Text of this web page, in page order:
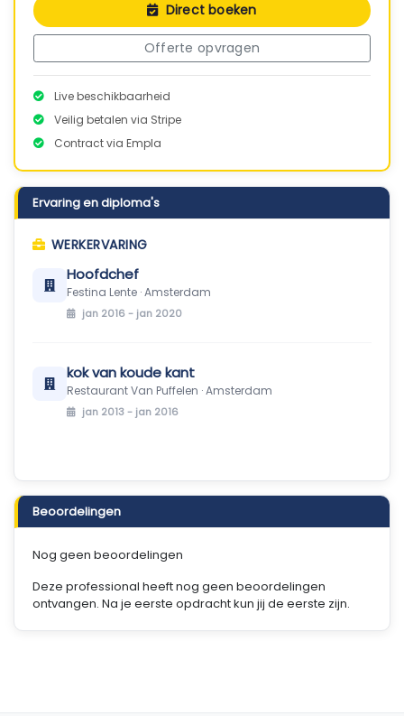
Direct boeken
Offerte opvragen
Live beschikbaarheid
Veilig betalen via Stripe
Contract via Empla
Ervaring en diploma's
WERKERVARING
Hoofdchef
Festina Lente · Amsterdam
jan 2016 - jan 2020
kok van koude kant
Restaurant Van Puffelen · Amsterdam
jan 2013 - jan 2016
Beoordelingen
Nog geen beoordelingen
Deze professional heeft nog geen beoordelingen
ontvangen. Na je eerste opdracht kun jij de eerste zijn.